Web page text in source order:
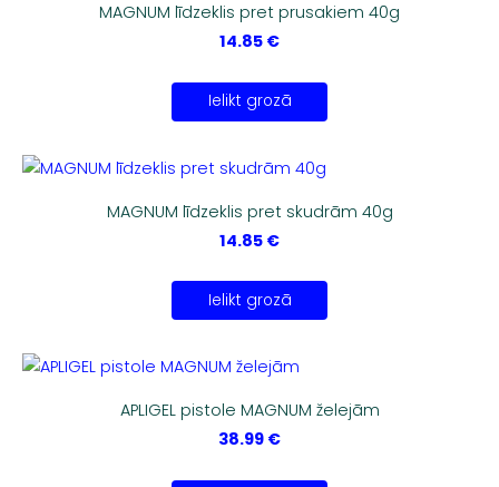
MAGNUM līdzeklis pret prusakiem 40g
14.85 €
Ielikt grozā
MAGNUM līdzeklis pret skudrām 40g
14.85 €
Ielikt grozā
APLIGEL pistole MAGNUM želejām
38.99 €